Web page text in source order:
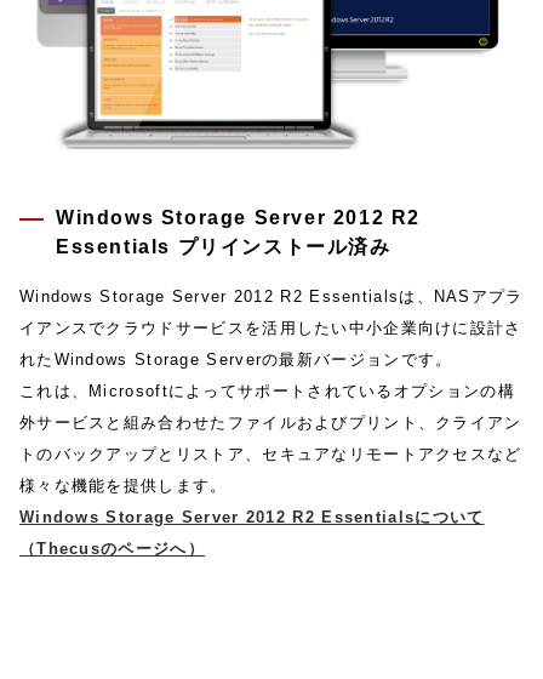
Windows Storage Server 2012 R2
Essentials プリインストール済み
Windows Storage Server 2012 R2 Essentialsは、NASアプラ
イアンスでクラウドサービスを活用したい中小企業向けに設計さ
れたWindows Storage Serverの最新バージョンです。
これは、Microsoftによってサポートされているオプションの構
外サービスと組み合わせたファイルおよびプリント、クライアン
トのバックアップとリストア、セキュアなリモートアクセスなど
様々な機能を提供します。
Windows Storage Server 2012 R2 Essentialsについて
（Thecusのページへ）